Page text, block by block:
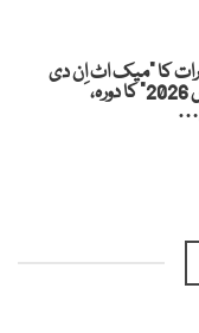
کا “میک اٹ اِن دی
ایمریٹس 2026” کا دورہ،